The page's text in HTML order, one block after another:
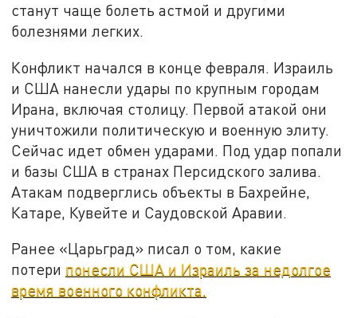
станут чаще болеть астмой и другими
болезнями легких.
Конфликт начался в конце февраля. Израиль
и США нанесли удары по крупным городам
Ирана, включая столицу. Первой атакой они
уничтожили политическую и военную элиту.
Сейчас идет обмен ударами. Под удар попали
и базы США в странах Персидского залива.
Атакам подверглись объекты в Бахрейне,
Катаре, Кувейте и Саудовской Аравии.
Ранее «Царьград» писал о том, какие
потери понесли США и Израиль за недолгое
время военного конфликта.